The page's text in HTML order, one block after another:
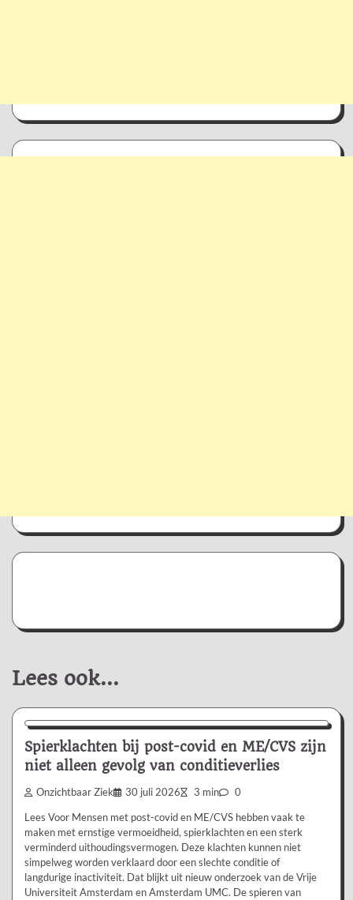
Lees ook...
Nieuws/Informatie
Spierklachten bij post-covid en ME/CVS zijn
niet alleen gevolg van conditieverlies
Onzichtbaar Ziek 30 juli 2026 3 min 0
Lees Voor Mensen met post-covid en ME/CVS hebben vaak te
maken met ernstige vermoeidheid, spierklachten en een sterk
verminderd uithoudingsvermogen. Deze klachten kunnen niet
simpelweg worden verklaard door een slechte conditie of
langdurige inactiviteit. Dat blijkt uit nieuw onderzoek van de Vrije
Universiteit Amsterdam en Amsterdam UMC. De spieren van